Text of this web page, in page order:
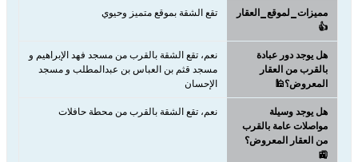
مميزات_لموقع_العقار
👍
تقع الشقة بموقع متميز وحيوي
هل يوجد دور عبادة
بالقرب من العقار
المعروض؟🕌
نعم، تقع الشقة بالقرب من مسجد فهد الإبراهيم و
مسجد قثم بن العباس بن عبدالمطلب و مسجد
الإحسان
هل يوجد وسيلة
مواصلات عامة بالقرب
من العقار المعروض؟
🚉
نعم، تقع الشقة بالقرب من محطة حافلات